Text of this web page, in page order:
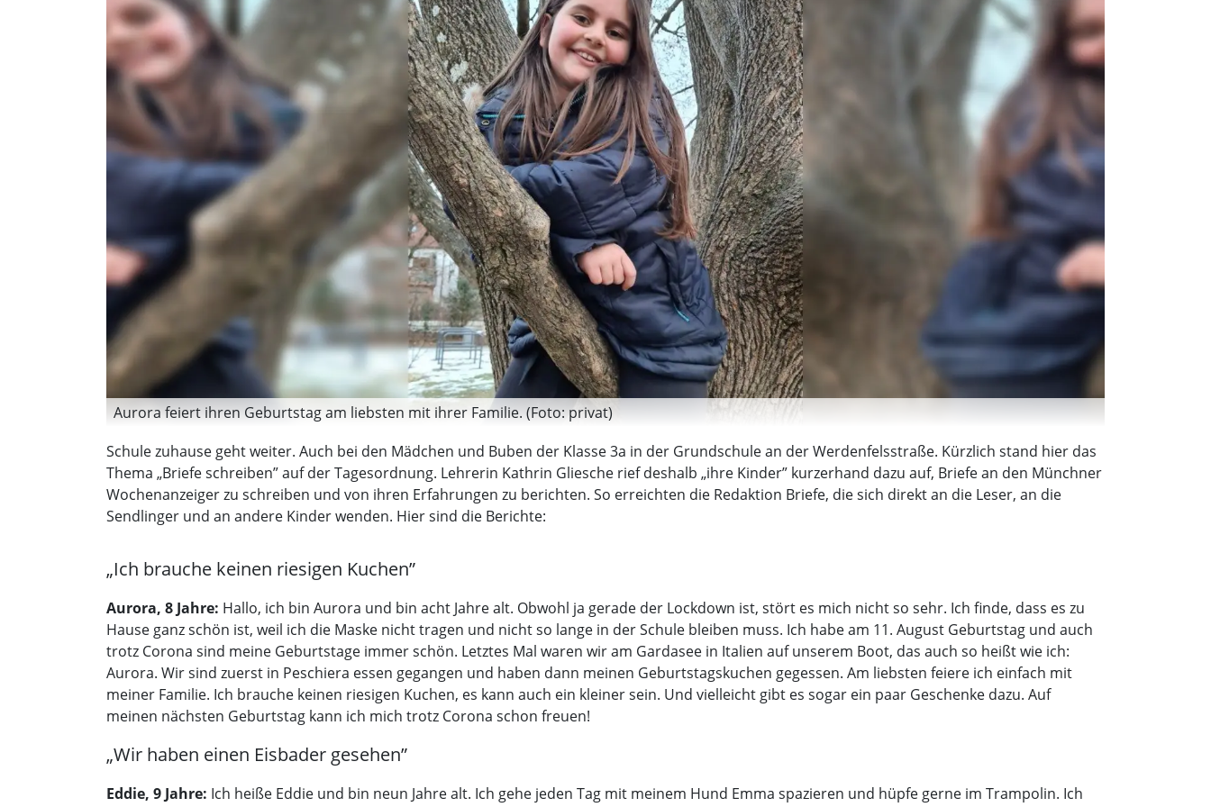
Aurora feiert ihren Geburtstag am liebsten mit ihrer Familie. (Foto: privat)
Schule zuhause geht weiter. Auch bei den Mädchen und Buben der Klasse 3a in der Grundschule an der Werdenfelsstraße. Kürzlich stand hier das
Thema „Briefe schreiben” auf der Tagesordnung. Lehrerin Kathrin Gliesche rief deshalb „ihre Kinder” kurzerhand dazu auf, Briefe an den Münchner
Wochenanzeiger zu schreiben und von ihren Erfahrungen zu berichten. So erreichten die Redaktion Briefe, die sich direkt an die Leser, an die
Sendlinger und an andere Kinder wenden. Hier sind die Berichte:
„Ich brauche keinen riesigen Kuchen”
Aurora, 8 Jahre: Hallo, ich bin Aurora und bin acht Jahre alt. Obwohl ja gerade der Lockdown ist, stört es mich nicht so sehr. Ich finde, dass es zu
Hause ganz schön ist, weil ich die Maske nicht tragen und nicht so lange in der Schule bleiben muss. Ich habe am 11. August Geburtstag und auch
trotz Corona sind meine Geburtstage immer schön. Letztes Mal waren wir am Gardasee in Italien auf unserem Boot, das auch so heißt wie ich:
Aurora. Wir sind zuerst in Peschiera essen gegangen und haben dann meinen Geburtstagskuchen gegessen. Am liebsten feiere ich einfach mit
meiner Familie. Ich brauche keinen riesigen Kuchen, es kann auch ein kleiner sein. Und vielleicht gibt es sogar ein paar Geschenke dazu. Auf
meinen nächsten Geburtstag kann ich mich trotz Corona schon freuen!
„Wir haben einen Eisbader gesehen”
Eddie, 9 Jahre: Ich heiße Eddie und bin neun Jahre alt. Ich gehe jeden Tag mit meinem Hund Emma spazieren und hüpfe gerne im Trampolin. Ich